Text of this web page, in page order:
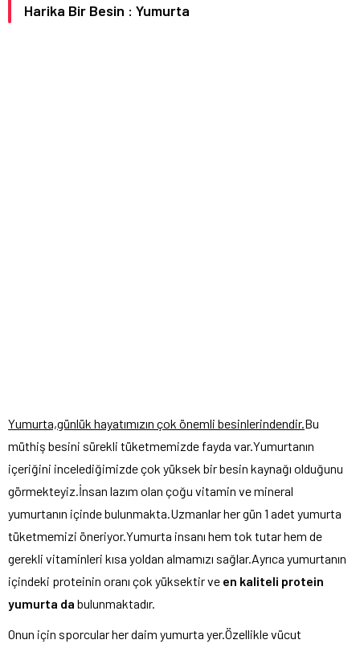
Harika Bir Besin : Yumurta
Yumurta,günlük hayatımızın çok önemli besinlerindendir.Bu
müthiş besini sürekli tüketmemizde fayda var.Yumurtanın
içeriğini incelediğimizde çok yüksek bir besin kaynağı olduğunu
görmekteyiz.İnsan lazım olan çoğu vitamin ve mineral
yumurtanın içinde bulunmakta.Uzmanlar her gün 1 adet yumurta
tüketmemizi öneriyor.Yumurta insanı hem tok tutar hem de
gerekli vitaminleri kısa yoldan almamızı sağlar.Ayrıca yumurtanın
içindeki proteinin oranı çok yüksektir ve en kaliteli protein
yumurta da bulunmaktadır.
Onun için sporcular her daim yumurta yer.Özellikle vücut